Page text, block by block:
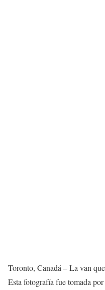
Toronto, Canadá – La van
Esta fotografía fue tomada